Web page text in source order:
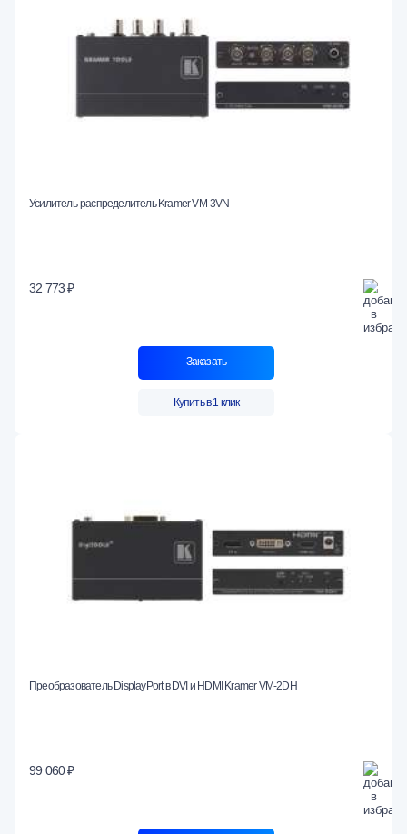
Усилитель-распределитель Kramer VM-3VN
32 773 ₽
Заказать
Купить в 1 клик
Преобразователь DisplayPort в DVI и HDMI Kramer VM-2DH
99 060 ₽